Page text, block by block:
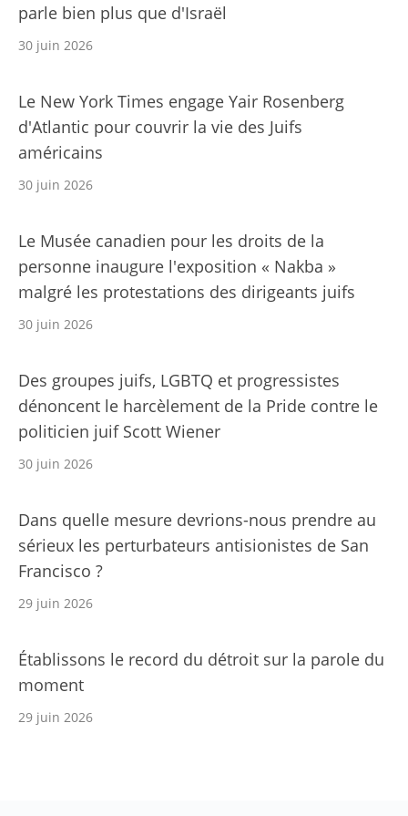
parle bien plus que d'Israël
30 juin 2026
Le New York Times engage Yair Rosenberg
d'Atlantic pour couvrir la vie des Juifs
américains
30 juin 2026
Le Musée canadien pour les droits de la
personne inaugure l'exposition « Nakba »
malgré les protestations des dirigeants juifs
30 juin 2026
Des groupes juifs, LGBTQ et progressistes
dénoncent le harcèlement de la Pride contre le
politicien juif Scott Wiener
30 juin 2026
Dans quelle mesure devrions-nous prendre au
sérieux les perturbateurs antisionistes de San
Francisco ?
29 juin 2026
Établissons le record du détroit sur la parole du
moment
29 juin 2026